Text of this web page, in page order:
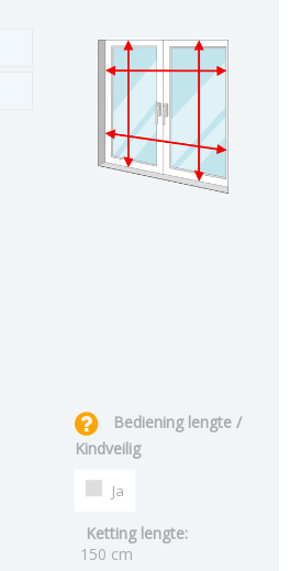
Bediening lengte /
Kindveilig
Ja
Ketting lengte:
150 cm